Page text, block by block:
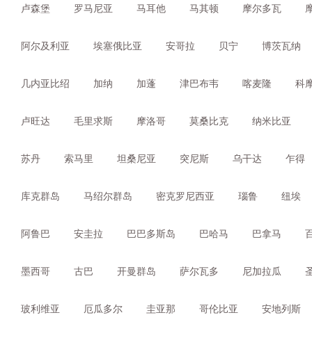
卢森堡 罗马尼亚 马耳他 马其顿 摩尔多瓦
阿尔及利亚 埃塞俄比亚 安哥拉 贝宁 博茨瓦纳
几内亚比绍 加纳 加蓬 津巴布韦 喀麦隆 科
卢旺达 毛里求斯 摩洛哥 莫桑比克 纳米比亚
苏丹 索马里 坦桑尼亚 突尼斯 乌干达 乍得
库克群岛 马绍尔群岛 密克罗尼西亚 瑙鲁 纽埃
阿鲁巴 安圭拉 巴巴多斯岛 巴哈马 巴拿马
墨西哥 古巴 开曼群岛 萨尔瓦多 尼加拉瓜
玻利维亚 厄瓜多尔 圭亚那 哥伦比亚 安地列斯